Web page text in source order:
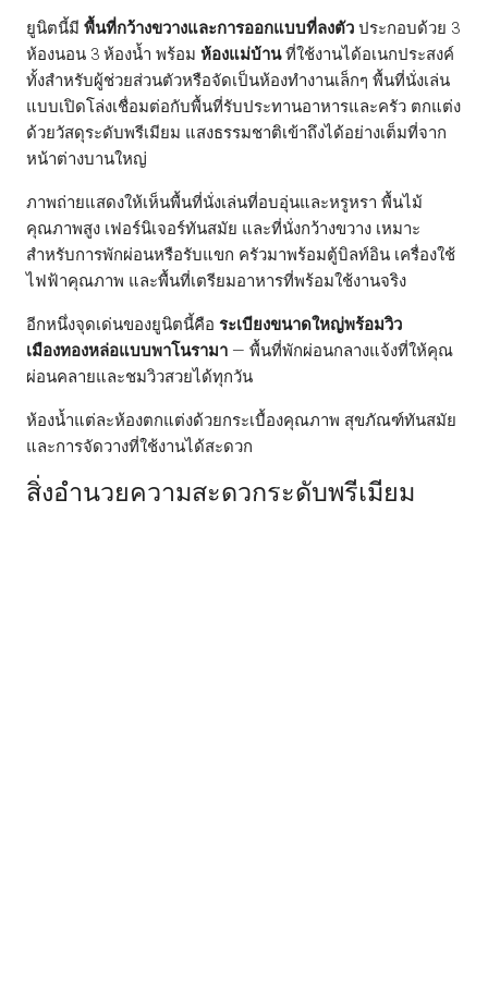
ยูนิตนี้มี พื้นที่กว้างขวางและการออกแบบที่ลงตัว ประกอบด้วย 3
ห้องนอน 3 ห้องน้ำ พร้อม ห้องแม่บ้านที่ใช้งานได้อเนกประสงค์
ทั้งสำหรับผู้ช่วยส่วนตัวหรือจัดเป็นห้องทำงานเล็กๆ พื้นที่นั่งเล่น
แบบเปิดโล่งเชื่อมต่อกับพื้นที่รับประทานอาหารและครัว ตกแต่ง
ด้วยวัสดุระดับพรีเมียม แสงธรรมชาติเข้าถึงได้อย่างเต็มที่จาก
หน้าต่างบานใหญ่
ภาพถ่ายแสดงให้เห็นพื้นที่นั่งเล่นที่อบอุ่นและหรูหรา พื้นไม้
คุณภาพสูง เฟอร์นิเจอร์ทันสมัย และที่นั่งกว้างขวาง เหมาะ
สำหรับการพักผ่อนหรือรับแขก ครัวมาพร้อมตู้บิลท์อิน เครื่องใช้
ไฟฟ้าคุณภาพ และพื้นที่เตรียมอาหารที่พร้อมใช้งานจริง
อีกหนึ่งจุดเด่นของยูนิตนี้คือ ระเบียงขนาดใหญ่พร้อมวิว
เมืองทองหล่อแบบพาโนรามา — พื้นที่พักผ่อนกลางแจ้งที่ให้คุณ
ผ่อนคลายและชมวิวสวยได้ทุกวัน
ห้องน้ำแต่ละห้องตกแต่งด้วยกระเบื้องคุณภาพ สุขภัณฑ์ทันสมัย
และการจัดวางที่ใช้งานได้สะดวก
สิ่งอำนวยความสะดวกระดับพรีเมียม